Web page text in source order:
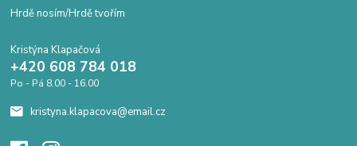
Hrdě nosím/Hrdě tvořím
Kristýna Klapačová
+420 608 784 018
Po - Pá 8.00 - 16.00
kristyna.klapacova@email.cz